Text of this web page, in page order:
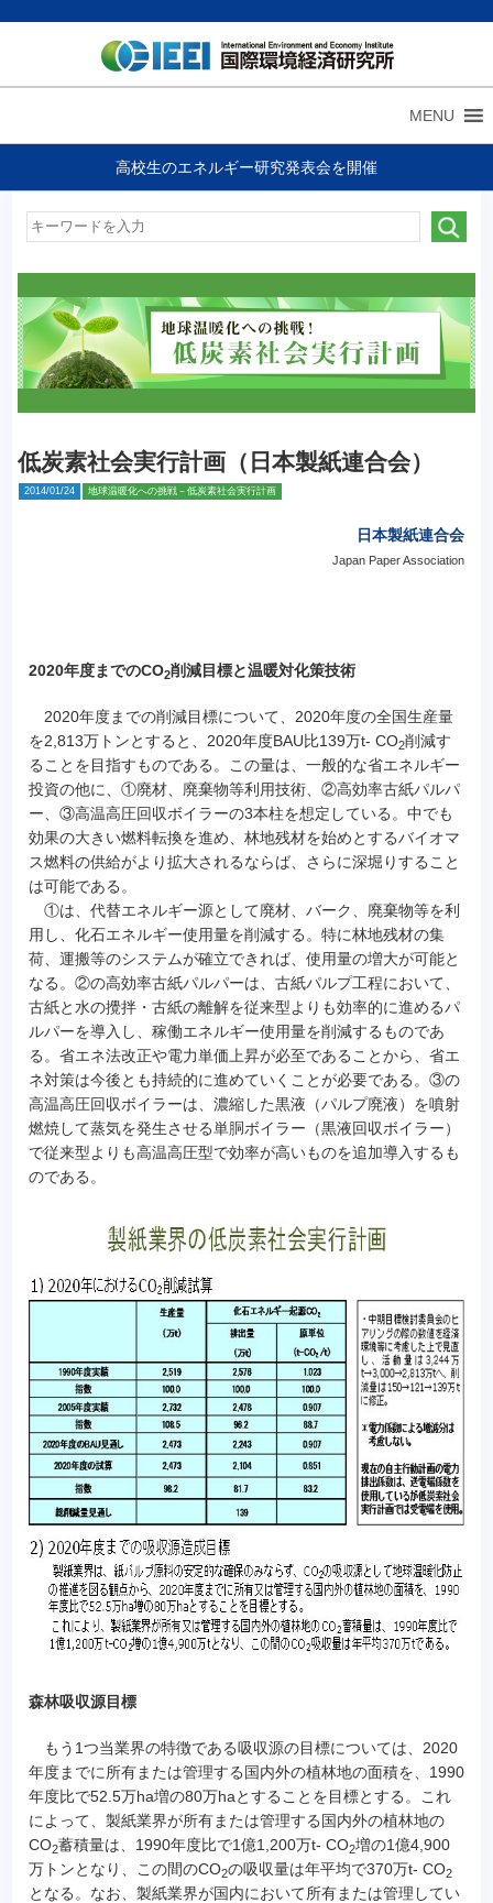
MENU
高校生のエネルギー研究発表会を開催
低炭素社会実行計画（日本製紙連合会）
2014/01/24 地球温暖化への挑戦－低炭素社会実行計画
日本製紙連合会
Japan Paper Association
2020年度までのCO2削減目標と温暖対化策技術
2020年度までの削減目標について、2020年度の全国生産量
を2,813万トンとすると、2020年度BAU比139万t- CO2削減す
ることを目指すものである。この量は、一般的な省エネルギー
投資の他に、①廃材、廃棄物等利用技術、②高効率古紙パルパ
ー、③高温高圧回収ボイラーの3本柱を想定している。 中でも
効果の大きい燃料転換を進め、林地残材を始めとするバイオマ
ス燃料の供給がより拡大されるならば、さらに深堀りすること
は可能である。
①は、代替エネルギー源として廃材、バーク、廃棄物等を利
用し、化石エネルギー使用量を削減する。特に林地残材の集
荷、運搬等のシステムが確立できれば、使用量の増大が可能と
なる。②の高効率古紙パルパーは、古紙パルプ工程において、
古紙と水の攪拌・古紙の離解を従来型よりも効率的に進めるパ
ルパーを導入し、稼働エネルギー使用量を削減するものであ
る。省エネ法改正や電力単価上昇が必至であることから、省エ
ネ対策は今後とも持続的に進めていくことが必要である。③の
高温高圧回収ボイラーは、濃縮した黒液（パルプ廃液）を噴射
燃焼して蒸気を発生させる単胴ボイラー（黒液回収ボイラー）
で従来型よりも高温高圧型で効率が高いものを追加導入するも
のである。
森林吸収源目標
もう1つ当業界の特徴である吸収源の目標については、2020
年度までに所有または管理する国内外の植林地の面積を、1990
年度比で52.5万ha増の80万haとすることを目標とする。これ
によって、製紙業界が所有または管理する国内外の植林地の
CO2蓄積量は、1990年度比で1億1,200万t- CO2増の1億4,900
万トンとなり、この間のCO2の吸収量は年平均で370万t- CO2
となる。なお、製紙業界が国内において所有または管理してい